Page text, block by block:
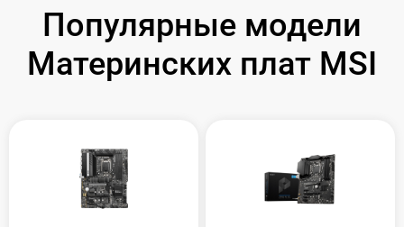
Популярные модели
Материнских плат MSI